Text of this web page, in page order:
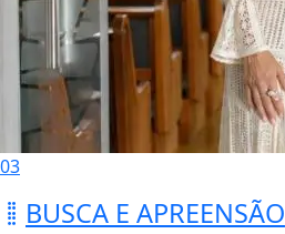
03
BUSCA E APREENSÃO